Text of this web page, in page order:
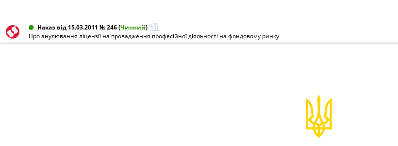
Наказ від 15.03.2011 № 246(Чинний)
Про анулювання ліцензії на провадження професійної діяльності на фондовому ринку